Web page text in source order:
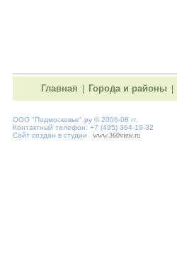
Главная Города и районы|
ООО "Подмосковье" .ру © 2006-08 гг.
Контактный телефон: +7 (495) 364-19-32
Сайт создан в студии
www.360view.ru